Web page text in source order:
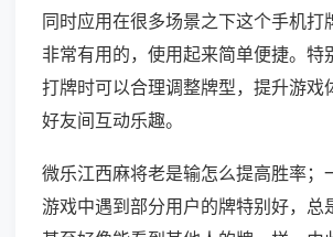
同时应用在很多场景之下这个手机打
非常有用的，使用起来简单便捷。特
打牌时可以合理调整牌型，提升游戏
好友间互动乐趣。
微乐江西麻将老是输怎么提高胜率；
游戏中遇到部分用户的牌特别好，总